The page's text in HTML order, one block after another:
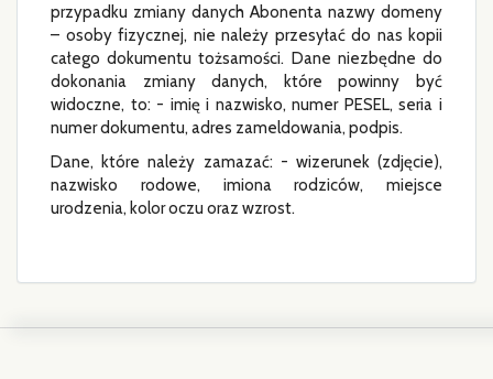
przypadku zmiany danych Abonenta nazwy domeny
– osoby fizycznej, nie należy przesyłać do nas kopii
całego dokumentu tożsamości. Dane niezbędne do
dokonania zmiany danych, które powinny być
widoczne, to: - imię i nazwisko, numer PESEL, seria i
numer dokumentu, adres zameldowania, podpis.
Dane, które należy zamazać: - wizerunek (zdjęcie),
nazwisko rodowe, imiona rodziców, miejsce
urodzenia, kolor oczu oraz wzrost.